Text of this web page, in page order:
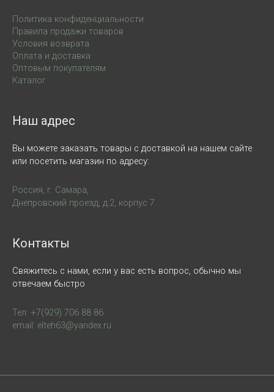
Политика конфиденциальности
Правила продажи товаров
Условия возврата
Оплата и доставка
Оптовым покупателям
Каталог
Наш адрес
Вы можете заказать товары с доставкой на нашем сайте
или посетить магазин по адресу:
Россия, г. Самара,
Днепровский проезд, д.2, корпус 7
Контакты
Свяжитесь с нами, если у вас есть вопрос, обычно мы
отвечаем быстро
Тел: +7(929) 706 88 86
email: elteh63@yandex.ru